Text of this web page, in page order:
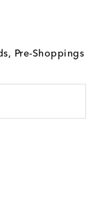
Pre-Shoppings